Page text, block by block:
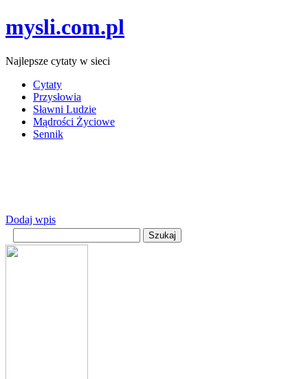
mysli.com.pl
Najlepsze cytaty w sieci
Cytaty
Przysłowia
Sławni Ludzie
Mądrości Życiowe
Sennik
Dodaj wpis